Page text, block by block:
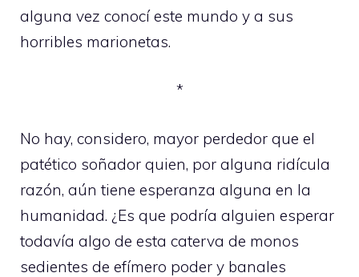
alguna vez conocí este mundo y a sus
horribles marionetas.
*
No hay, considero, mayor perdedor que el
patético soñador quien, por alguna ridícula
razón, aún tiene esperanza alguna en la
humanidad. ¿Es que podría alguien esperar
todavía algo de esta caterva de monos
sedientes de efímero poder y banales